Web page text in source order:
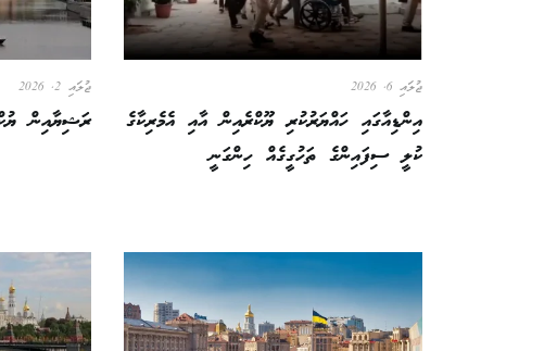
ޖުލައި 6, 2026
އިންޑިއާގައި ހައްޔަރުކުރި ޔޫކްރެއިން އާއި އެމެރިކާގެ
ކުލީ ސިފައިންގެ ތަހުގީގެއް ހިންގަނީ
ޖުލައި 2, 2026
ރަޝިޔާއިން